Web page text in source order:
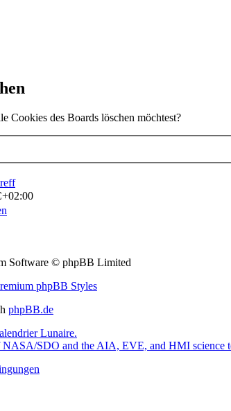
Cookies des Boards löschen möchtest?
Software © phpBB Limited
phpBB Styles
phpBB.de
Lunaire.
NASA/SDO and the AIA, EVE, and HMI science